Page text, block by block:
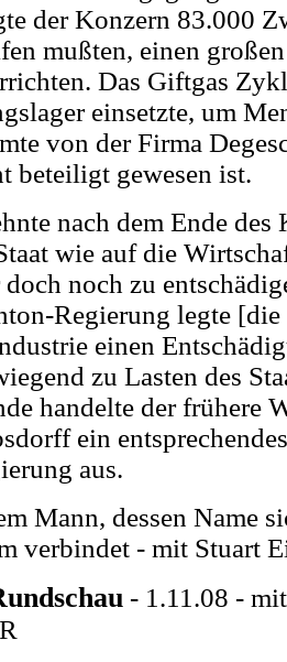
der Konzern 83.000
mußten, einen
Das Giftgas
einsetzte, um
von der Firma
beteiligt gewesen ist.
nach dem Ende des
wie auf die
noch zu
Regierung legte
einen
zu Lasten des
handelte der frühere
ein
aus.
Mann, dessen Name
verbindet - mit Stuart
- 1.11.08 -